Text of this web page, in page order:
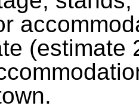
(estimate